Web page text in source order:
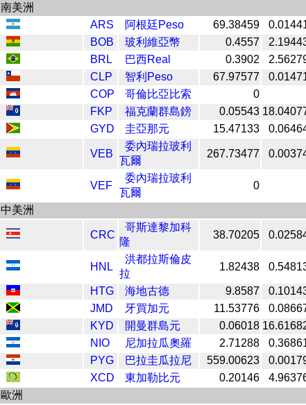
南美洲
ARS
阿根廷Peso 69.38459
BOB
玻利維亞幣 0.4557
BRL
巴西Real 0.3902
CLP
智利Peso 67.97577
COP
哥倫比亞比索
0
FKP
福克蘭群島鎊 0.05543
GYD
圭亞那元 15.47133
VEB
委內瑞拉玻利
瓦爾
267.73477
VEF
委內瑞拉玻利
瓦爾
0
中美洲
CRC
哥斯達黎加科
隆
38.70205
HNL
洪都拉斯倫皮
拉
1.82438
HTG 海地古德 9.8587
JMD
牙買加元 11.53776
KYD
開曼群島元 0.06018
NIO
尼加拉瓜奧羅 2.71288
PYG
巴拉圭瓜拉尼 559.00623
XCD
東加勒比元 0.20146
歐洲